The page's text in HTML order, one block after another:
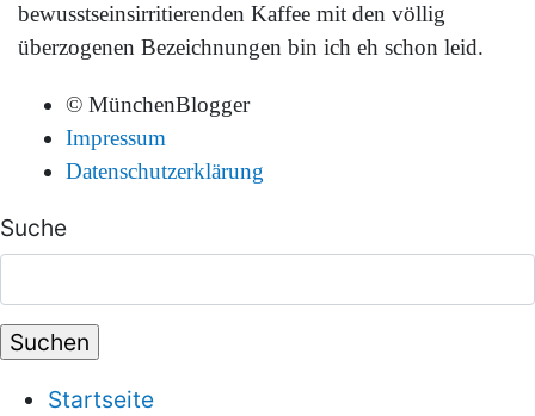
bewusstseinsirritierenden Kaffee mit den völlig
überzogenen Bezeichnungen bin ich eh schon leid.
© MünchenBlogger
Impressum
Datenschutzerklärung
Suche
Startseite